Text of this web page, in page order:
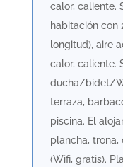
calor, caliente.
habitación con
longitud), aire
calor, caliente.
ducha/bidet/
terraza,
piscina. El
plancha, trona,
(Wifi, gratis).